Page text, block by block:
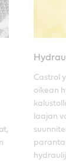
Castrol
oikean
laajan